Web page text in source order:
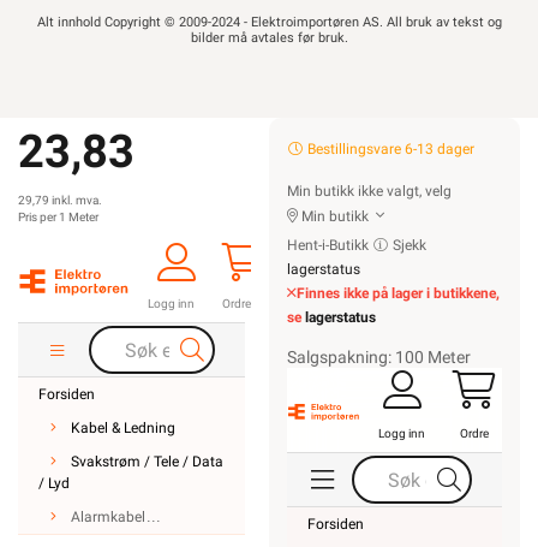
Alt innhold Copyright © 2009-2024 - Elektroimportøren AS. All bruk av tekst og
bilder må avtales før bruk.
23,83
29,79 inkl. mva.
Pris per 1 Meter
Logg inn Ordre
Forsiden
Kabel & Ledning
Svakstrøm / Tele / Data
/ Lyd
Alarmkabel
Bestillingsvare 6-13 dager
Min butikk ikke valgt, velg
Min butikk
Hent-i-Butikk
Sjekk
lagerstatus
Finnes ikke på lager i butikkene,
se lagerstatus
Salgspakning: 100 Meter
Logg inn Ordre
Forsiden